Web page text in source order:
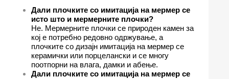
Дали плочките со имитација на мермер се
исто што и мермерните плочки?
Не. Мермерните плочки се природен камен за
кој е потребно редовно одржување, а
плочките со дизајн имитација на мермер се
керамички или порцелански и се многу
поотпорни на влага, дамки и абење.
Дали плочките со имитација на мермер се